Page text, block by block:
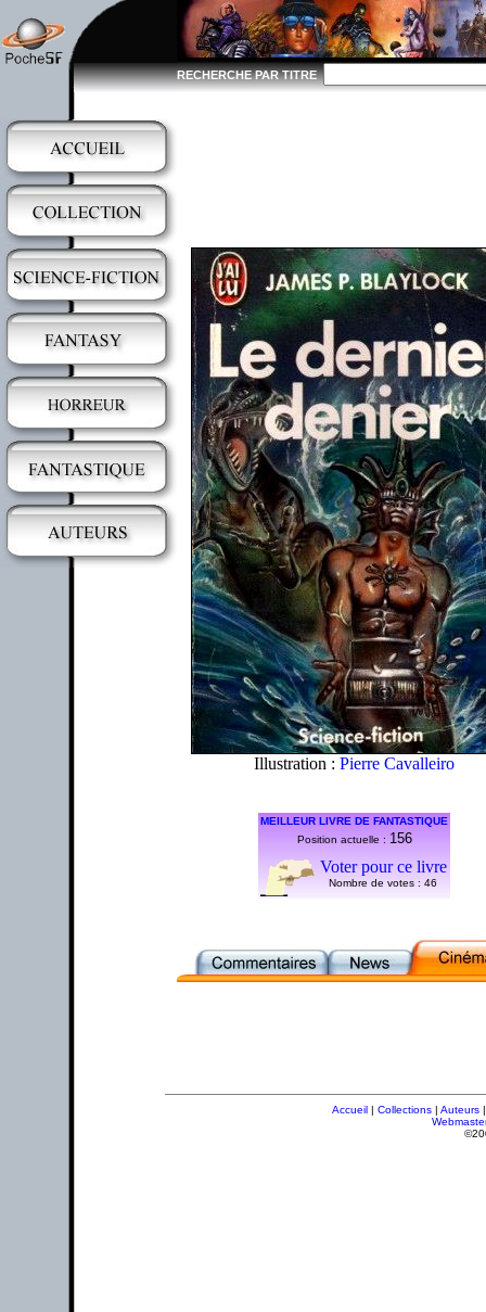
RECHERCHE PAR TITRE
Illustration : Pierre Cavalleiro
MEILLEUR LIVRE DE FANTASTIQUE
Position actuelle : 156
Voter pour ce livre
Nombre de votes : 46
Accueil | Collections | Auteurs